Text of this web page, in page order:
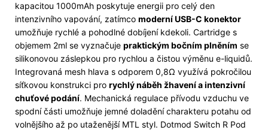
kapacitou 1000mAh poskytuje energii pro celý den
intenzivního vapování, zatímco moderní USB-C konektor
umožňuje rychlé a pohodlné dobíjení kdekoli. Cartridge s
objemem 2ml se vyznačuje praktickým bočním plněním se
silikonovou záslepkou pro rychlou a čistou výměnu e-liquidů.
Integrovaná mesh hlava s odporem 0,8Ω využívá pokročilou
síťkovou konstrukci pro rychlý náběh žhavení a intenzivní
chuťové podání. Mechanická regulace přívodu vzduchu ve
spodní části umožňuje jemné doladění charakteru potahu od
volnějšího až po utaženější MTL styl. Dotmod Switch R Pod